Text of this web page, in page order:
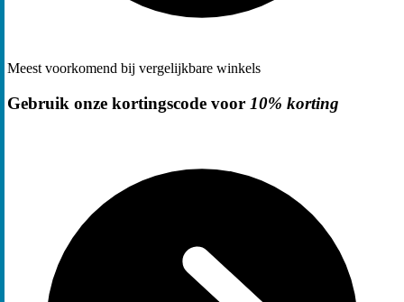
Meest voorkomend bij vergelijkbare winkels
Gebruik onze kortingscode voor 10% korting